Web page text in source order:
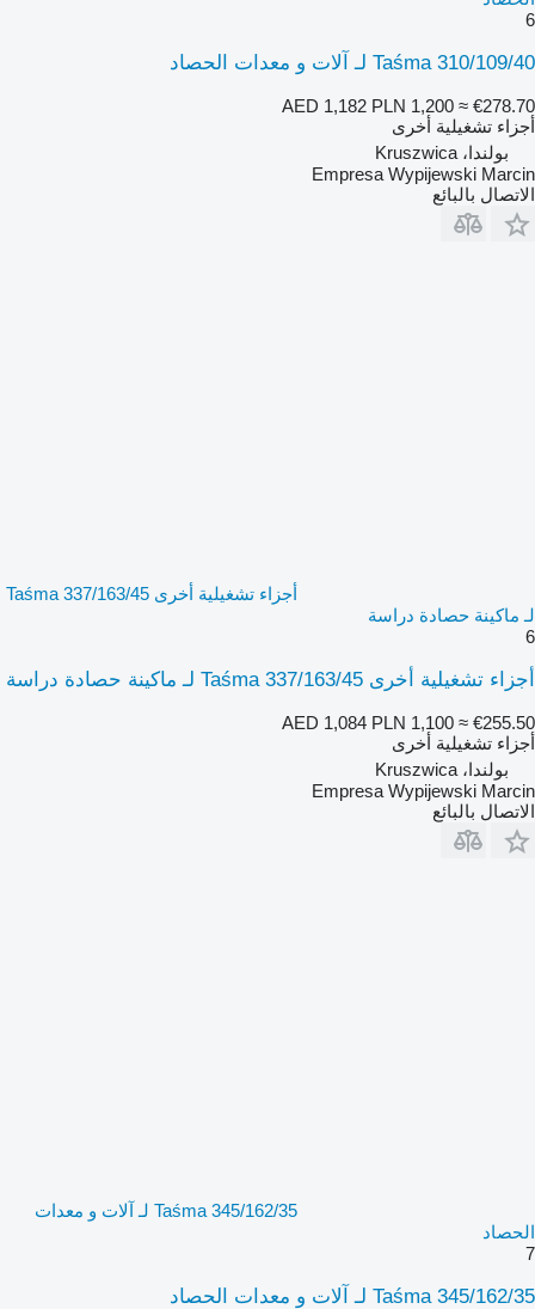
6
Taśma 310/109/40 لـ آلات و معدات الحصاد
AED 1,182 PLN 1,200 ≈ €278.70
أجزاء تشغيلية أخرى
بولندا، Kruszwica
Empresa Wypijewski Marcin
الاتصال بالبائع
أجزاء تشغيلية أخرى Taśma 337/163/45
لـ ماكينة حصادة دراسة
6
أجزاء تشغيلية أخرى Taśma 337/163/45 لـ ماكينة حصادة دراسة
AED 1,084 PLN 1,100 ≈ €255.50
أجزاء تشغيلية أخرى
بولندا، Kruszwica
Empresa Wypijewski Marcin
الاتصال بالبائع
Taśma 345/162/35 لـ آلات و معدات
الحصاد
7
Taśma 345/162/35 لـ آلات و معدات الحصاد